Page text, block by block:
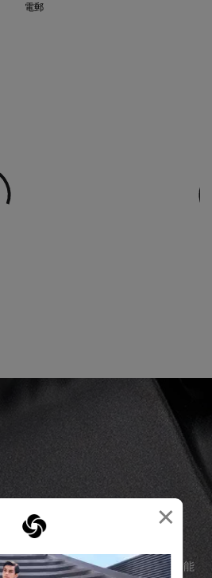
×
電郵
供全球保修服務，確保您的旅行裝備能